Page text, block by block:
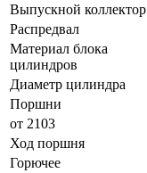
Выпускной коллектор
Распредвал
Материал блока
цилиндров
Диаметр цилиндра
Поршни
от 2103
Ход поршня
Горючее